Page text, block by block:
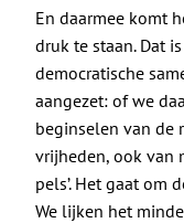
En daarmee komt
druk te staan. Dat
democratische
aangezet: of we
beginselen van de
vrijheden, ook van
pels’. Het gaat om
We lijken het